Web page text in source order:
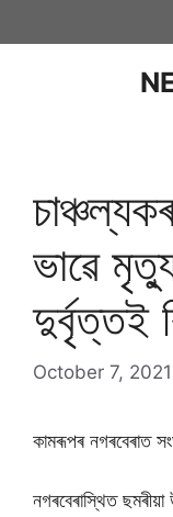
ভাৱে
দুৰ্বৃত্তই
October 7, 2021
কামৰূপৰ নগৰবেৰাত
নগৰবেৰাস্থিত